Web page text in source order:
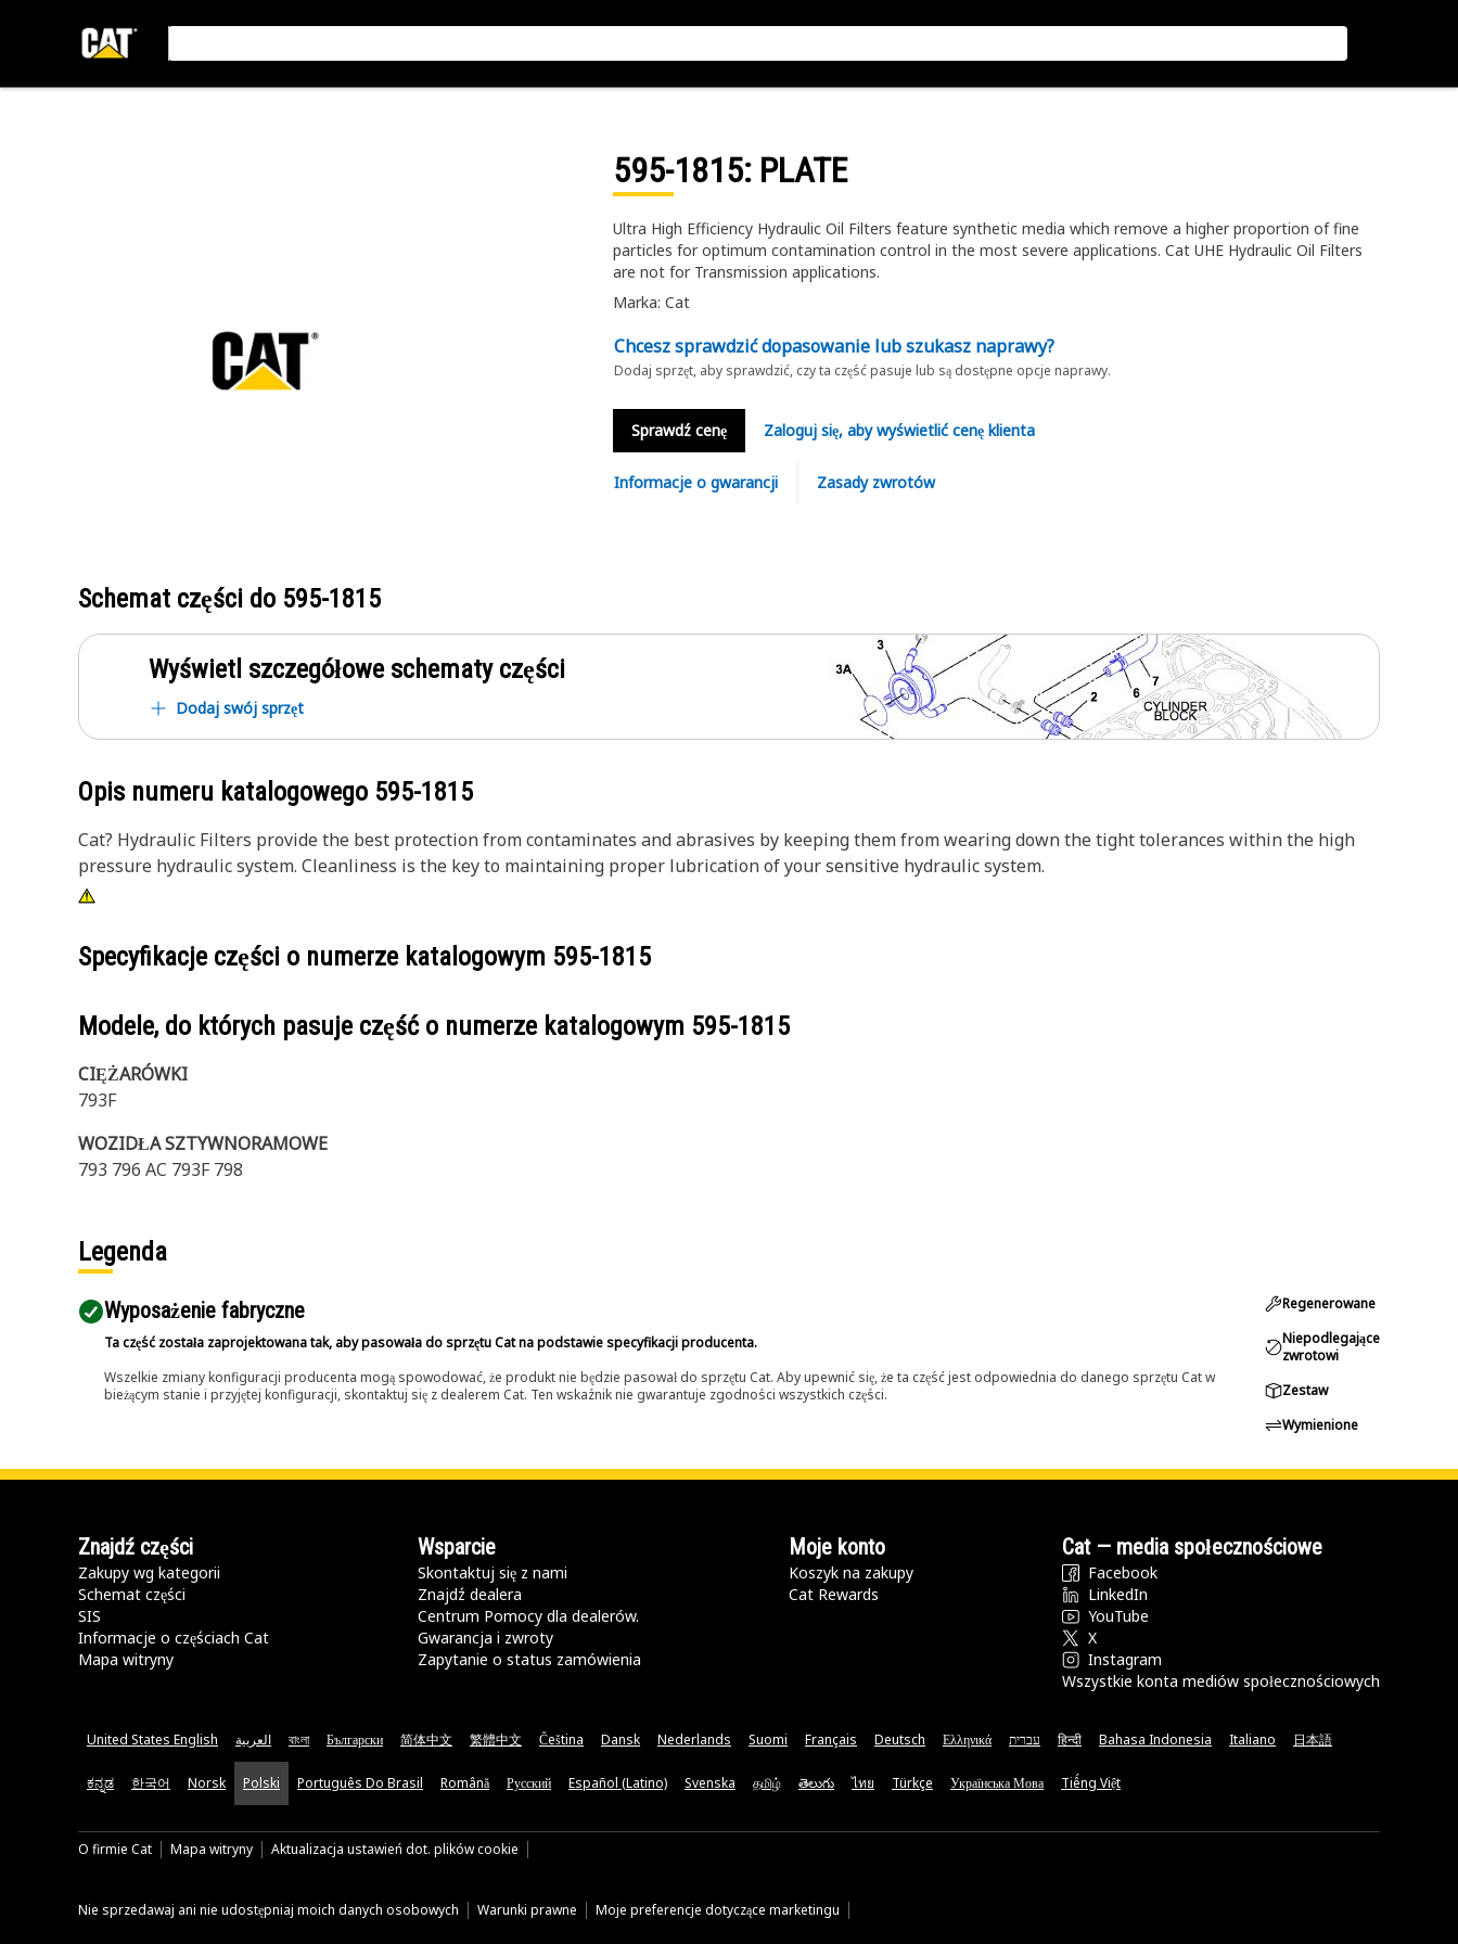
595-1815: PLATE
Ultra High Efficiency Hydraulic Oil Filters feature synthetic media which remove a higher proportion of fine
particles for optimum contamination control in the most severe applications. Cat UHE Hydraulic Oil Filters
are not for Transmission applications.
Marka: Cat
Chcesz sprawdzić dopasowanie lub szukasz naprawy?
Dodaj sprzęt, aby sprawdzić, czy ta część pasuje lub są dostępne opcje naprawy.
Sprawdź cenę Zaloguj się, aby wyświetlić cenę klienta
Informacje o gwarancji Zasady zwrotów
Schemat części do 595-1815
Wyświetl szczegółowe schematy części
Dodaj swój sprzęt
Opis numeru katalogowego 595-1815
Cat? Hydraulic Filters provide the best protection from contaminates and abrasives by keeping them from wearing down the tight tolerances within the high
pressure hydraulic system. Cleanliness is the key to maintaining proper lubrication of your sensitive hydraulic system.
Specyfikacje części o numerze katalogowym 595-1815
Modele, do których pasuje część o numerze katalogowym 595-1815
CIĘŻARÓWKI
793F
WOZIDŁA SZTYWNORAMOWE
793 796 AC 793F 798
Legenda
Wyposażenie fabryczne
Ta część została zaprojektowana tak, aby pasowała do sprzętu Cat na podstawie specyfikacji producenta.
Wszelkie zmiany konfiguracji producenta mogą spowodować, że produkt nie będzie pasował do sprzętu Cat. Aby upewnić się, że ta część jest odpowiednia do danego sprzętu Cat w
bieżącym stanie i przyjętej konfiguracji, skontaktuj się z dealerem Cat. Ten wskaźnik nie gwarantuje zgodności wszystkich części.
Regenerowane
Niepodlegające
zwrotowi
Zestaw
Wymienione
Znajdź części
Zakupy wg kategorii
Schemat części
SIS
Informacje o częściach Cat
Mapa witryny
Wsparcie
Skontaktuj się z nami
Znajdź dealera
Centrum Pomocy dla dealerów.
Gwarancja i zwroty
Zapytanie o status zamówienia
Moje konto
Koszyk na zakupy
Cat Rewards
Cat — media społecznościowe
Facebook
LinkedIn
YouTube
X
Instagram
Wszystkie konta mediów społecznościowych
United States English العربية বাংলা Български 简体中文 繁體中文 Čeština Dansk Nederlands Suomi Français Deutsch Ελληνικά עברית हिन्दी Bahasa Indonesia Italiano 日本語
ಕನ್ನಡ 한국어 Norsk Polski Português Do Brasil Română Русский Español (Latino) Svenska தமிழ் తెలుగు ไทย Türkçe Українська Мова Tiếng Việt
O firmie Cat Mapa witryny Aktualizacja ustawień dot. plików cookie
Nie sprzedawaj ani nie udostępniaj moich danych osobowych Warunki prawne Moje preferencje dotyczące marketingu